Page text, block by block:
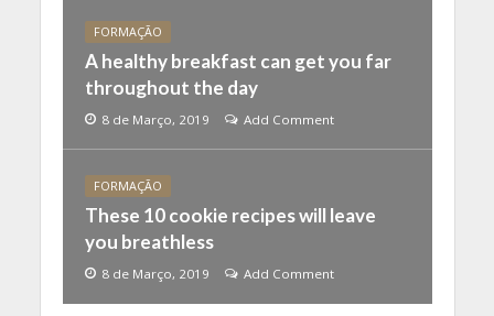
FORMAÇÃO
A healthy breakfast can get you far
throughout the day
8 de Março, 2019 Add Comment
FORMAÇÃO
These 10 cookie recipes will leave
you breathless
8 de Março, 2019 Add Comment